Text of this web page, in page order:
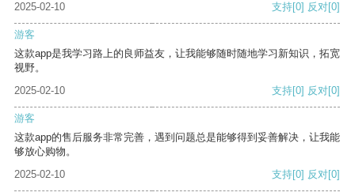
2025-02-10 支持[0] 反对[0]
游客
这款app是我学习路上的良师益友，让我能够随时随地学习新知识，拓宽
视野。
2025-02-10
支持[0] 反对[0]
游客
这款app的售后服务非常完善，遇到问题总是能够得到妥善解决，让我能
够放心购物。
2025-02-10
支持[0] 反对[0]